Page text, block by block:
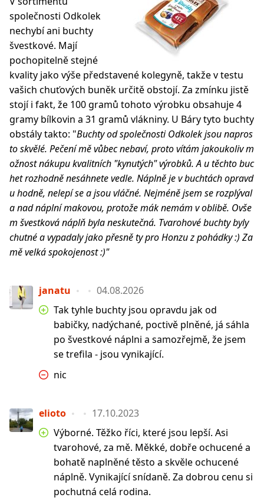
společnosti Odkolek
nechybí ani buchty
švestkové. Mají
pochopitelně stejné
kvality jako výše představené kolegyně, takže v testu
vašich chuťových buněk určitě obstojí. Za zmínku jistě
stojí i fakt, že 100 gramů tohoto výrobku obsahuje 4
gramy bílkovin a 31 gramů vlákniny. U Báry tyto buchty
obstály takto: "Buchty od společnosti Odkolek jsou napros
to skvělé. Pečení mě vůbec nebaví, proto vítám jakoukoliv m
ožnost nákupu kvalitních "kynutých" výrobků. A u těchto buc
het rozhodně nesáhnete vedle. Náplně je v buchtách opravd
u hodně, nelepí se a jsou vláčné. Nejméně jsem se rozplýval
a nad náplní makovou, protože mák nemám v oblibě. Ovše
m švestková náplň byla neskutečná. Tvarohové buchty byly
chutné a vypadaly jako přesně ty pro Honzu z pohádky :) Za
mě velká spokojenost :)"
janatu
04.08.2026
Tak tyhle buchty jsou opravdu jak od
babičky, nadýchané, poctivě plněné, já sáhla
po švestkové náplni a samozřejmě, že jsem
se trefila - jsou vynikající.
nic
elioto
17.10.2023
Výborné. Těžko říci, které jsou lepší. Asi
tvarohové, za mě. Měkké, dobře ochucené a
bohatě naplněné těsto a skvěle ochucené
náplně. Vynikající snídaně. Za dobrou cenu si
pochutná celá rodina.